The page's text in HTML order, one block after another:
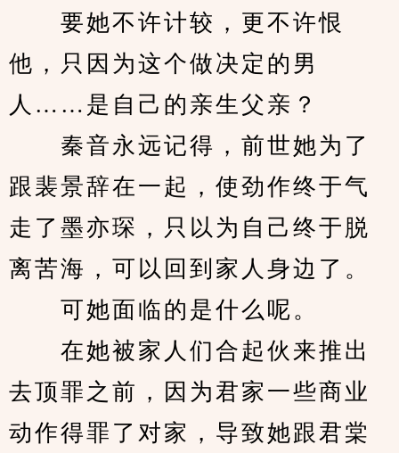
要她不许计较，更不许恨
他，只因为这个做决定的男
人……是自己的亲生父亲？
秦音永远记得，前世她为了
跟裴景辞在一起，使劲作终于气
走了墨亦琛，只以为自己终于脱
离苦海，可以回到家人身边了。
可她面临的是什么呢。
在她被家人们合起伙来推出
去顶罪之前，因为君家一些商业
动作得罪了对家，导致她跟君棠